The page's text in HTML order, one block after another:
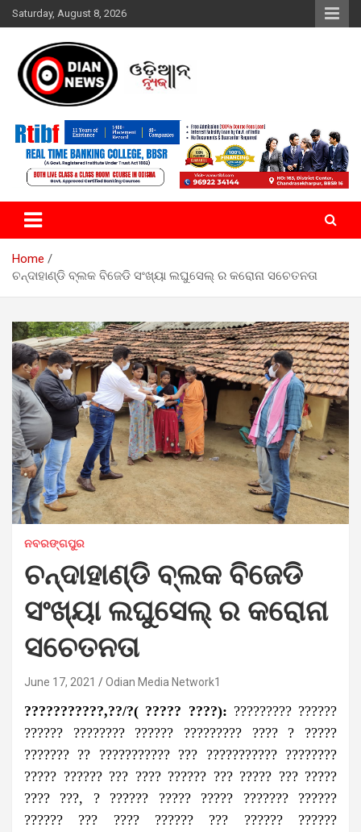
Skip
to
Saturday, August 8, 2026
ଓଡିଆନ୍ ନ୍ୟୁଜ
Home
ଚନ୍ଦାହାଣ୍ଡି ବ୍ଲକ ବିଜେଡି ସଂଖ୍ୟା ଲଘୁସେଲ୍ ର କରୋନା ସଚେତନତା
ନବରଙ୍ଗପୁର
ଚନ୍ଦାହାଣ୍ଡି ବ୍ଲକ ବିଜେଡି
ସଂଖ୍ୟା ଲଘୁସେଲ୍ ର କରୋନା
ସଚେତନତା
June 17, 2021 Odian Media Network1
???????????,??/?( ????? ????): ????????? ??????
?????? ???????? ?????? ????????? ???? ? ?????
??????? ?? ??????????? ??? ??????????? ????????
????? ?????? ??? ???? ?????? ??? ????? ??? ?????
???? ???, ? ?????? ????? ????? ??????? ??????
?????? ??? ???? ?????? ??? ?????? ??????